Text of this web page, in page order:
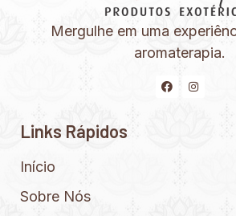
Mergulhe em uma
aromaterapia.
Links Rápidos
Início
Sobre Nós